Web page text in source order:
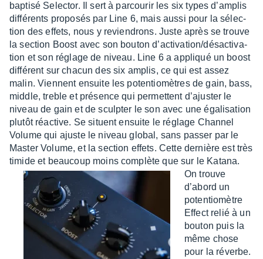
baptisé Selec­tor. Il sert à parcou­rir les six types d’am­plis
diffé­rents propo­sés par Line 6, mais aussi pour la sélec­
tion des effets, nous y revien­drons. Juste après se trouve
la section Boost avec son bouton d’ac­ti­va­tion/désac­ti­va­
tion et son réglage de niveau. Line 6 a appliqué un boost
diffé­rent sur chacun des six amplis, ce qui est assez
malin. Viennent ensuite les poten­tio­mètres de gain, bass,
middle, treble et présence qui permettent d’ajus­ter le
niveau de gain et de sculp­ter le son avec une égali­sa­tion
plutôt réac­tive. Se situent ensuite le réglage Chan­nel
Volume qui ajuste le niveau global, sans passer par le
Master Volume, et la section effets. Cette dernière est très
timide et beau­coup moins complète que sur le Katana.
On trouve
d’abord un
poten­tio­mètre
Effect relié à un
bouton puis la
même chose
pour la réverbe.